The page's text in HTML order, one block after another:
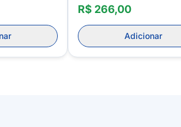
R$ 266,00
Adicionar